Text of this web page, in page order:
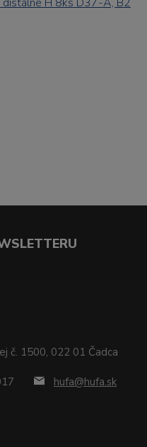
č. 1500, 022 01 Čadca
hufa@hufa.sk